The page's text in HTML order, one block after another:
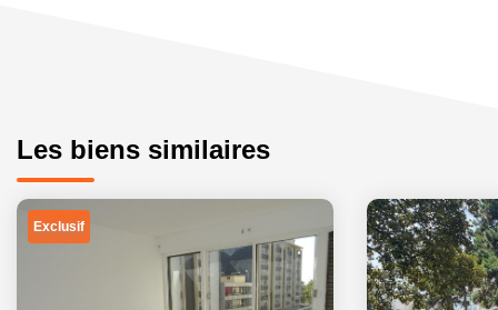
Les biens similaires
Exclusif